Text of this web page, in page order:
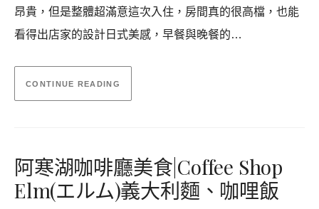
昂貴，但是整體超滿意這次入住，房間真的很高檔，也能
看得出店家的設計日式美感，早餐與晚餐的…
CONTINUE READING
阿寒湖咖啡廳美食|Coffee Shop
Elm(エルム)義大利麵、咖哩飯